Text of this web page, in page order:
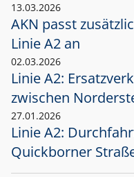
13.03.2026
AKN passt
Linie A2 an
02.03.2026
Linie A2:
zwischen
27.01.2026
Linie A2:
Quickborner